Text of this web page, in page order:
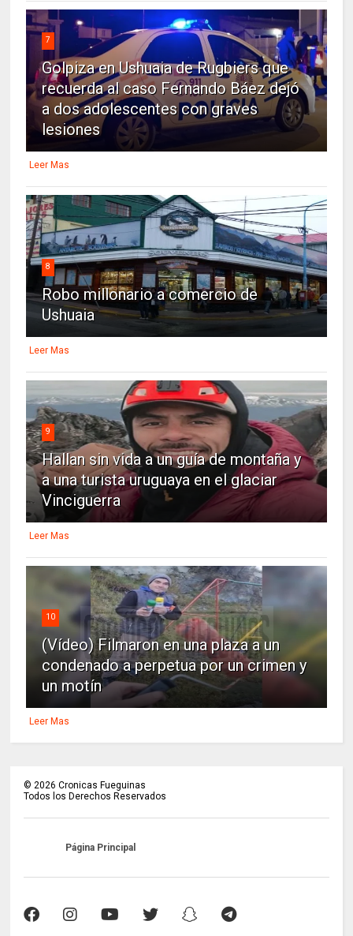
7
Golpiza en Ushuaia de Rugbiers que
recuerda al caso Fernando Báez dejó
a dos adolescentes con graves
lesiones
Leer Mas
8
Robo millonario a comercio de
Ushuaia
Leer Mas
9
Hallan sin vida a un guía de montaña y
a una turista uruguaya en el glaciar
Vinciguerra
Leer Mas
10
(Vídeo) Filmaron en una plaza a un
condenado a perpetua por un crimen y
un motín
Leer Mas
© 2026 Cronicas Fueguinas
Todos los Derechos Reservados
Página Principal